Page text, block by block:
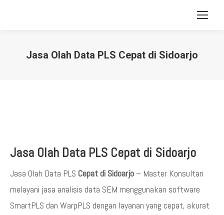
Jasa Olah Data PLS Cepat di Sidoarjo
Jasa Olah Data PLS Cepat di Sidoarjo
Jasa Olah Data PLS Cepat di Sidoarjo – Master Konsultan
melayani jasa analisis data SEM menggunakan software
SmartPLS dan WarpPLS dengan layanan yang cepat, akurat